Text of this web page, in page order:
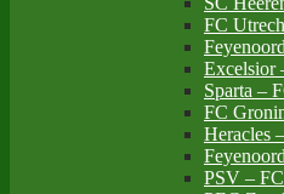
FC
Excelsior
Sparta –
FC
Heracles
PSV –